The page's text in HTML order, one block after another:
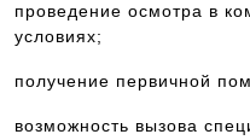
проведение осмотра в
условиях;
получение первичной
возможность вызова